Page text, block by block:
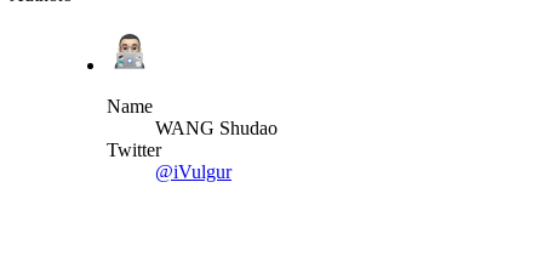
Name
WANG Shudao
Twitter
@iVulgur